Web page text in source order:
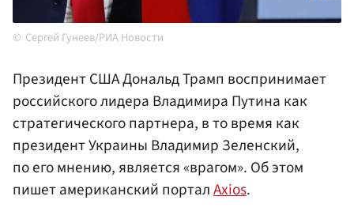
Сергей Гунеев/РИА Новости
Президент США Дональд Трамп воспринимает
российского лидера Владимира Путина как
стратегического партнера, в то время как
президент Украины Владимир Зеленский,
по его мнению, является «врагом». Об этом
пишет американский порталAxios.